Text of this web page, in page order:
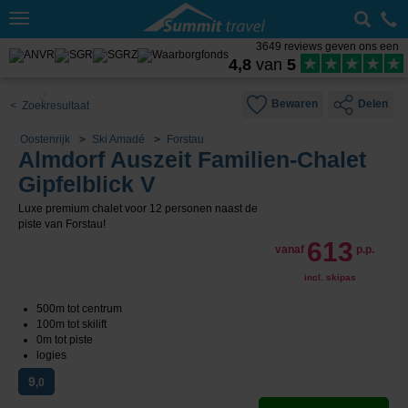
Toggle
3649 reviews geven ons een
4,8 van 5
< Zoekresultaat Bewaren Delen
Oostenrijk Ski Amadé Forstau
Almdorf Auszeit Familien-Chalet
Gipfelblick V
Luxe premium chalet voor 12 personen naast de
piste van Forstau!
vanaf 613 p.p.
incl. skipas
500m tot centrum
100m tot skilift
0m tot piste
logies
9,0